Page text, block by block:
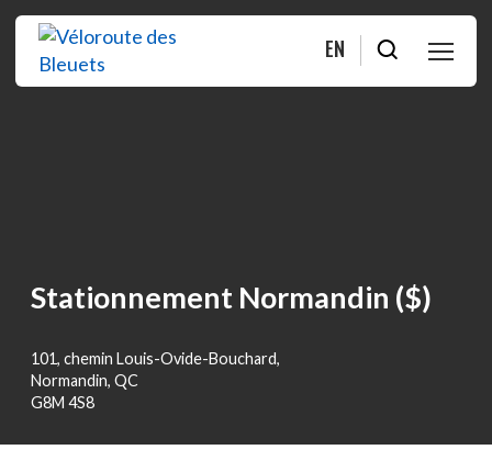
EN
À PROPOS
MOITIÉ-MOITIÉ
FAQ
Stationnement Normandin ($)
101, chemin Louis-Ovide-Bouchard,
Normandin, QC
G8M 4S8